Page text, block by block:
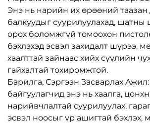
Энэ нь нарийн их өрөөний таазан
балкуудыг суурилуулахад, шатны
орох боломжгүй томоохон
бэхлэхэд эсвэл захидалт шүрээ,
хаалттай зайнаас хийх сүүлийн
гайхалтай тохиромжтой.
Барилга, Сэргээн Засварлах Ажил:
байгуулагчид энэ нь хаалга,
нарийвчлалтай суурилуулах,
эсвэл ноосыг үр ашигтай бэхлэх,